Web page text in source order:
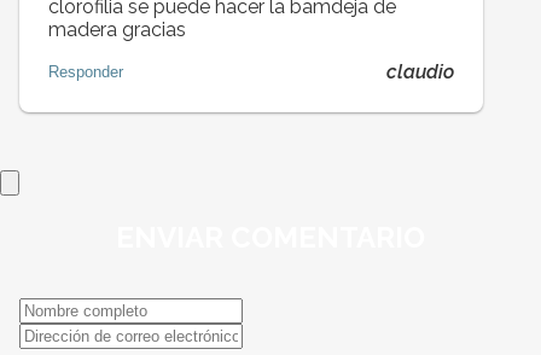
clorofilia se puede hacer la bamdeja de
madera gracias
Responder claudio